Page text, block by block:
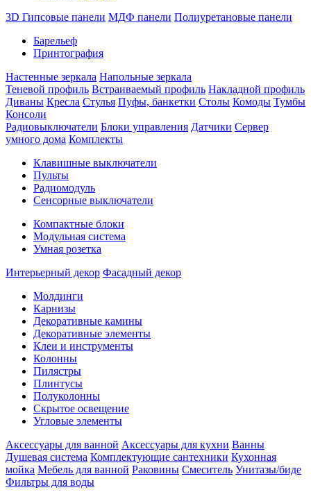
3D Гипсовые панели МДФ панели Полиуретановые панели
Барельеф
Принтография
Настенные зеркала Напольные зеркала
Теневой профиль Встраиваемый профиль Накладной профиль
Диваны Кресла Стулья Пуфы, банкетки Столы Комоды Тумбы
Консоли
Радиовыключатели Блоки управления Датчики Сервер
умного дома Комплекты
Клавишные выключатели
Пульты
Радиомодуль
Сенсорные выключатели
Компактные блоки
Модульная система
Умная розетка
Интерьерный декор Фасадный декор
Молдинги
Карнизы
Декоративные камины
Декоративные элементы
Клеи и инструменты
Колонны
Пилястры
Плинтусы
Полуколонны
Скрытое освещение
Угловые элементы
Аксессуары для ванной Аксессуары для кухни Ванны
Душевая система Комплектующие сантехники Кухонная
мойка Мебель для ванной Раковины Смеситель Унитазы/биде
Фильтры для воды